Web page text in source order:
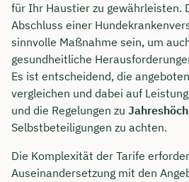
für Ihr Haustier zu gewährleisten.
Abschluss einer
sinnvolle Maßnahme sein, um
gesundheitliche
Es ist entscheidend, die
vergleichen und dabei auf
und die Regelungen zu
Selbstbeteiligungen zu achten.
Die Komplexität der Tarife
Auseinandersetzung mit den